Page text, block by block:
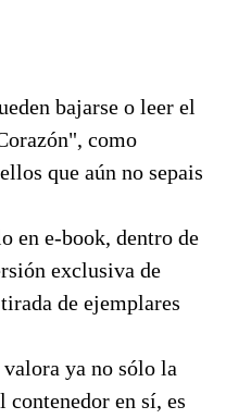
bajarse o leer el
como
que aún no sepais
en e-book, dentro de
exclusiva de
de ejemplares
ya no sólo la
en sí, es